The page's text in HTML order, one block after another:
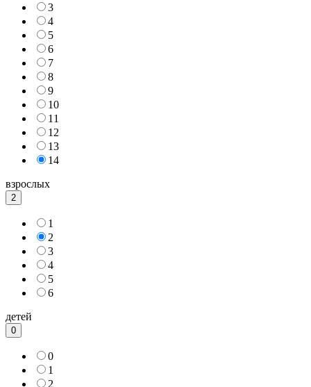
3
4
5
6
7
8
9
10
11
12
13
14
взрослых
2
1
2
3
4
5
6
детей
0
0
1
2